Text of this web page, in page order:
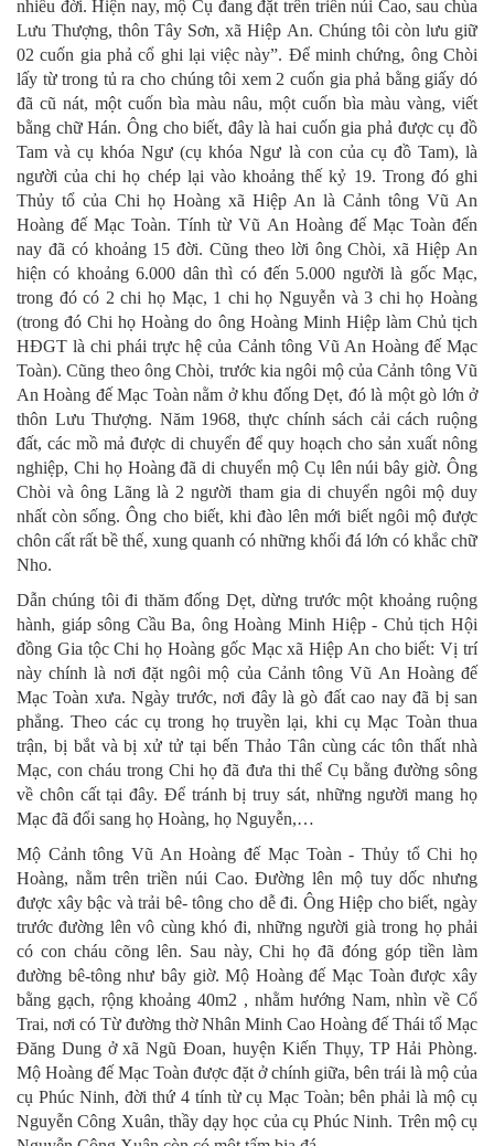
nhiều đời. Hiện nay, mộ Cụ đang đặt trên triền núi Cao, sau chùa
Lưu Thượng, thôn Tây Sơn, xã Hiệp An. Chúng tôi còn lưu giữ
02 cuốn gia phả cổ ghi lại việc này”. Để minh chứng, ông Chòi
lấy từ trong tủ ra cho chúng tôi xem 2 cuốn gia phả bằng giấy dó
đã cũ nát, một cuốn bìa màu nâu, một cuốn bìa màu vàng, viết
bằng chữ Hán. Ông cho biết, đây là hai cuốn gia phả được cụ đồ
Tam và cụ khóa Ngư (cụ khóa Ngư là con của cụ đồ Tam), là
người của chi họ chép lại vào khoảng thế kỷ 19. Trong đó ghi
Thủy tổ của Chi họ Hoàng xã Hiệp An là Cảnh tông Vũ An
Hoàng đế Mạc Toàn. Tính từ Vũ An Hoàng đế Mạc Toàn đến
nay đã có khoảng 15 đời. Cũng theo lời ông Chòi, xã Hiệp An
hiện có khoảng 6.000 dân thì có đến 5.000 người là gốc Mạc,
trong đó có 2 chi họ Mạc, 1 chi họ Nguyễn và 3 chi họ Hoàng
(trong đó Chi họ Hoàng do ông Hoàng Minh Hiệp làm Chủ tịch
HĐGT là chi phái trực hệ của Cảnh tông Vũ An Hoàng đế Mạc
Toàn). Cũng theo ông Chòi, trước kia ngôi mộ của Cảnh tông Vũ
An Hoàng đế Mạc Toàn nằm ở khu đống Dẹt, đó là một gò lớn ở
thôn Lưu Thượng. Năm 1968, thực chính sách cải cách ruộng
đất, các mồ mả được di chuyển để quy hoạch cho sản xuất nông
nghiệp, Chi họ Hoàng đã di chuyển mộ Cụ lên núi bây giờ. Ông
Chòi và ông Lãng là 2 người tham gia di chuyển ngôi mộ duy
nhất còn sống. Ông cho biết, khi đào lên mới biết ngôi mộ được
chôn cất rất bề thế, xung quanh có những khối đá lớn có khắc chữ
Nho.
Dẫn chúng tôi đi thăm đống Dẹt, dừng trước một khoảng ruộng
hành, giáp sông Cầu Ba, ông Hoàng Minh Hiệp - Chủ tịch Hội
đồng Gia tộc Chi họ Hoàng gốc Mạc xã Hiệp An cho biết: Vị trí
này chính là nơi đặt ngôi mộ của Cảnh tông Vũ An Hoàng đế
Mạc Toàn xưa. Ngày trước, nơi đây là gò đất cao nay đã bị san
phẳng. Theo các cụ trong họ truyền lại, khi cụ Mạc Toàn thua
trận, bị bắt và bị xử tử tại bến Thảo Tân cùng các tôn thất nhà
Mạc, con cháu trong Chi họ đã đưa thi thể Cụ bằng đường sông
về chôn cất tại đây. Để tránh bị truy sát, những người mang họ
Mạc đã đổi sang họ Hoàng, họ Nguyễn,…
Mộ Cảnh tông Vũ An Hoàng đế Mạc Toàn - Thủy tổ Chi họ
Hoàng, nằm trên triền núi Cao. Đường lên mộ tuy dốc nhưng
được xây bậc và trải bê- tông cho dễ đi. Ông Hiệp cho biết, ngày
trước đường lên vô cùng khó đi, những người già trong họ phải
có con cháu cõng lên. Sau này, Chi họ đã đóng góp tiền làm
đường bê-tông như bây giờ. Mộ Hoàng đế Mạc Toàn được xây
bằng gạch, rộng khoảng 40m2 , nhằm hướng Nam, nhìn về Cổ
Trai, nơi có Từ đường thờ Nhân Minh Cao Hoàng đế Thái tổ Mạc
Đăng Dung ở xã Ngũ Đoan, huyện Kiến Thụy, TP Hải Phòng.
Mộ Hoàng đế Mạc Toàn được đặt ở chính giữa, bên trái là mộ của
cụ Phúc Ninh, đời thứ 4 tính từ cụ Mạc Toàn; bên phải là mộ cụ
Nguyễn Công Xuân, thầy dạy học của cụ Phúc Ninh. Trên mộ cụ